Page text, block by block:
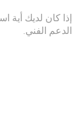
إذا كان لديك
الدعم الفني.